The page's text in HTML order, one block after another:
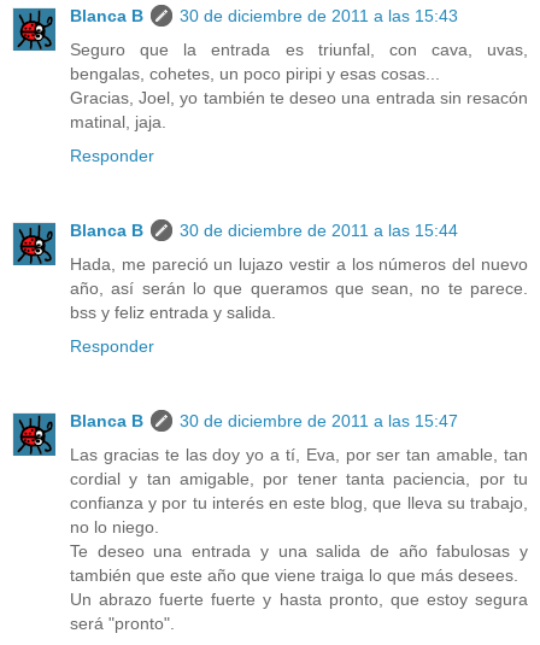
Blanca B
30 de diciembre de 2011 a las 15:43
Seguro que la entrada es triunfal, con cava, uvas,
bengalas, cohetes, un poco piripi y esas cosas...
Gracias, Joel, yo también te deseo una entrada sin resacón
matinal, jaja.
Responder
Blanca B
30 de diciembre de 2011 a las 15:44
Hada, me pareció un lujazo vestir a los números del nuevo
año, así serán lo que queramos que sean, no te parece.
bss y feliz entrada y salida.
Responder
Blanca B
30 de diciembre de 2011 a las 15:47
Las gracias te las doy yo a tí, Eva, por ser tan amable, tan
cordial y tan amigable, por tener tanta paciencia, por tu
confianza y por tu interés en este blog, que lleva su trabajo,
no lo niego.
Te deseo una entrada y una salida de año fabulosas y
también que este año que viene traiga lo que más desees.
Un abrazo fuerte fuerte y hasta pronto, que estoy segura
será "pronto".